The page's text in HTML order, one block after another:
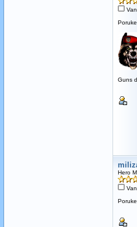
Van
Guns
Hero
Van